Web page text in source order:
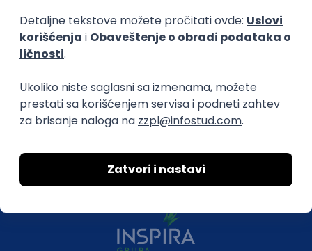
Uslovi korišćenja
Politika privatnosti
Uklonjeni profili poslodavaca
Druželjubivi smo!